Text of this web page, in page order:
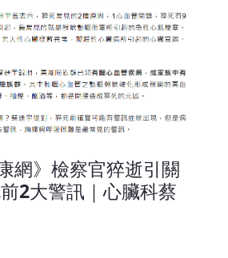
網》檢察官猝逝引關
2大警訊｜心臟科蔡